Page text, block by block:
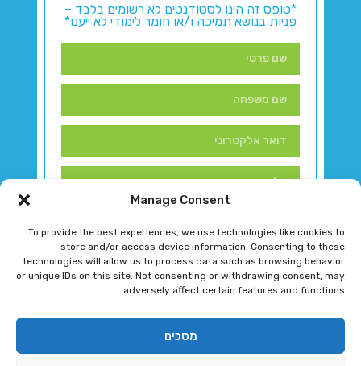
Manage Consent
To provide the best experiences, we use technologies like cookies to
store and/or access device information. Consenting to these
technologies will allow us to process data such as browsing behavior
or unique IDs on this site. Not consenting or withdrawing consent, may
adversely affect certain features and functions.
מסכים
*טופס זה הינו לסטודנטים לא רשומים בלבד –
פניות בנושא תמיכה ו/או חומר לימודי לא ייענו*